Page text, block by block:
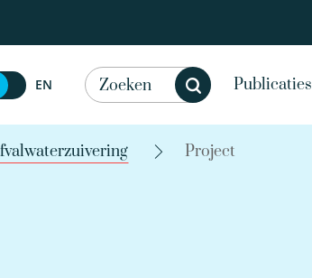
EN Publicaties
Project